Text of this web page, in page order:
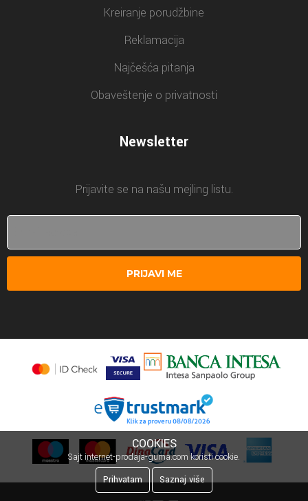
Kreiranje porudžbine
Reklamacija
Najčešća pitanja
Obaveštenje o privatnosti
Newsletter
Prijavite se na našu mejling listu.
PRIJAVI ME
COOKIES
Sajt internet-prodaja-guma.com koristi cookie.
Prihvatam
Saznaj više